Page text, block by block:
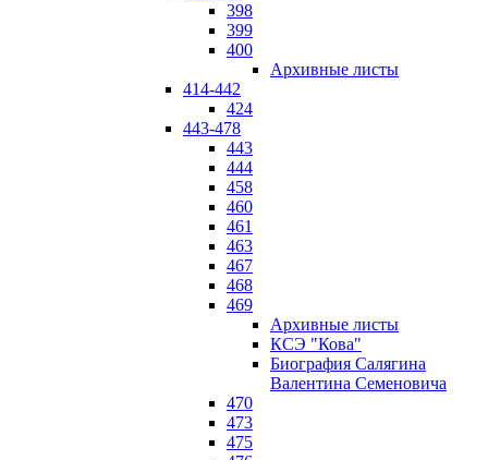
398
399
400
Архивные листы
414-442
424
443-478
443
444
458
460
461
463
467
468
469
Архивные листы
КСЭ "Кова"
Биография Салягина
Валентина Семеновича
470
473
475